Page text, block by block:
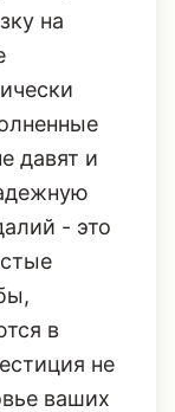
на
давят и
- это
в
не
ваших